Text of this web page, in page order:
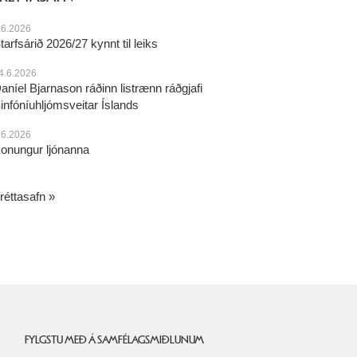
2026/27 kynnt til leiks
Bjarnason ráðinn listrænn ráðgjafi
Íslands
ljónanna
FYLGSTU MEÐ Á SAMFÉLAGSMIÐLUNUM